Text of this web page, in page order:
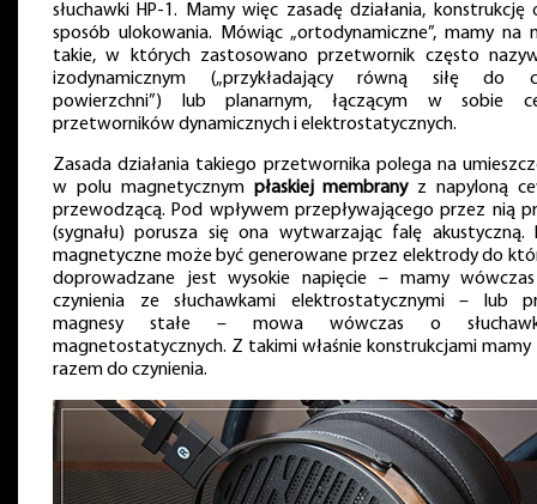
słuchawki HP-1. Mamy więc zasadę działania, konstrukcję
sposób ulokowania. Mówiąc „ortodynamiczne”, mamy na
takie, w których zastosowano przetwornik często
izodynamicznym („przykładający równą siłę do
powierzchni”) lub planarnym, łączącym w sobie
przetworników dynamicznych i elektrostatycznych.
Zasada działania takiego przetwornika polega na
w polu magnetycznym płaskiej membranyz napyloną
przewodzącą. Pod wpływem przepływającego przez nią
(sygnału) porusza się ona wytwarzając falę akustyczną.
magnetyczne może być generowane przez elektrody do
doprowadzane jest wysokie napięcie – mamy
czynienia ze słuchawkami elektrostatycznymi – lub
magnesy stałe – mowa wówczas o
magnetostatycznych. Z takimi właśnie konstrukcjami
razem do czynienia.